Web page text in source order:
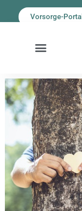
Vorsorge-Portal